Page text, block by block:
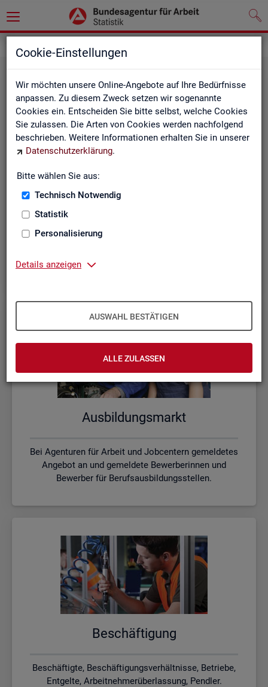
Cookie-Einstellungen
Wir möchten unsere Online-Angebote auf Ihre Bedürfnisse
anpassen. Zu diesem Zweck setzen wir sogenannte
Cookies ein. Entscheiden Sie bitte selbst, welche Cookies
Sie zulassen. Die Arten von Cookies werden nachfolgend
beschrieben. Weitere Informationen erhalten Sie in unserer
Datenschutzerklärung.
Bitte wählen Sie aus:
Technisch Notwendig
Statistik
Personalisierung
Details anzeigen
AUSWAHL BESTÄTIGEN
ALLE ZULASSEN
Un­ter­be­schäf­ti­gung
Wie viele Menschen suchen Arbeit oder haben
Beschäftigungsverhältnis fehlt?
Aus­bil­dungs­markt
Bei Agenturen für Arbeit und Jobcentern gemeldetes
Angebot an und gemeldete Bewerberinnen und
Bewerber für Berufsausbildungsstellen.
Be­schäf­ti­gung
Beschäftigte, Beschäftigungsverhältnisse, Betriebe,
Entgelte, Arbeitnehmerüberlassung, Pendler.